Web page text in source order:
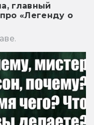
главный
«Легенду о